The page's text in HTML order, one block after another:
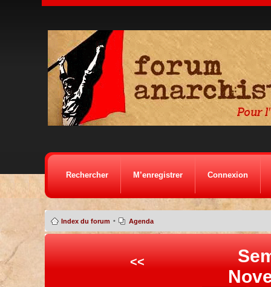
Rechercher M’enregistrer Connexion
Index du forum • Agenda
<<